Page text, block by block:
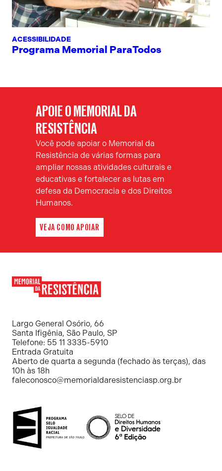
ACESSIBILIDADE
Programa Memorial ParaTodos
APOIE O MEMORIAL DA
RESISTÊNCIA
Você pode apoiar o Memorial da
Resistência de várias formas para
ampliar nossas atividades culturais e
educativas e fortalecer as lutas em
defesa da Democracia e dos Direitos
Humanos.
VEJA COMO APOIAR
Resistência
Largo General Osório, 66
Santa Ifigênia, São Paulo, SP
Telefone: 55 11 3335-5910
Entrada Gratuita
Aberto de quarta a segunda (fechado às terças), das
10h às 18h
faleconosco@memorialdaresistenciasp.org.br